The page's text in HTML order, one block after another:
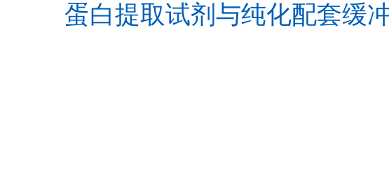
蛋白提取试剂与纯化配套缓